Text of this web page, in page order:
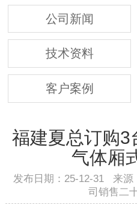
公司新闻
技术资料
客户案例
福建夏总订购3
气体厢
发布日期：25-12-31 来源
司销售二